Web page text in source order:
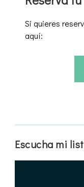
Si quieres
aquí:
Escucha mi